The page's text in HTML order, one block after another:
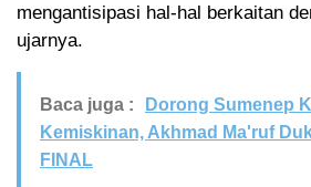
mengantisipasi hal-hal berkaitan
ujarnya.
Baca juga :
Dorong Sumenep
Kemiskinan, Akhmad Ma'ruf
FINAL